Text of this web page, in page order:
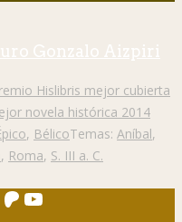
Gonzalo Aizpiri
Hislibris mejor cubierta
novela histórica 2014
, BélicoTemas: Aníbal,
, Roma, S. III a. C.
Patreon
YouTube